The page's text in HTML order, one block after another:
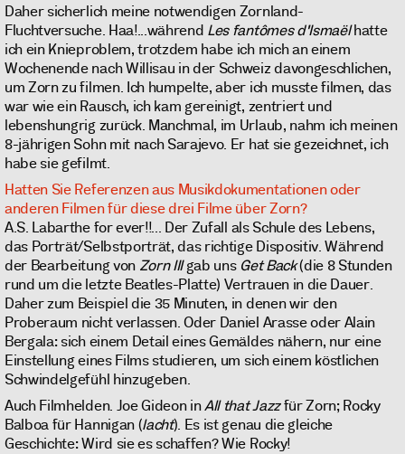
Daher sicherlich meine notwendigen Zornland-
Fluchtversuche. Haa!...während Les fantômes d'Ismaëlhatte
ich ein Knieproblem, trotzdem habe ich mich an einem
Wochenende nach Willisau in der Schweiz davongeschlichen,
um Zorn zu filmen. Ich humpelte, aber ich musste filmen, das
war wie ein Rausch, ich kam gereinigt, zentriert und
lebenshungrig zurück. Manchmal, im Urlaub, nahm ich meinen
8-jährigen Sohn mit nach Sarajevo. Er hat sie gezeichnet, ich
habe sie gefilmt.
Hatten Sie Referenzen aus Musikdokumentationen oder
anderen Filmen für diese drei Filme über Zorn?
A.S. Labarthe for ever!!... Der Zufall als Schule des Lebens,
das Porträt/Selbstporträt, das richtige Dispositiv. Während
der Bearbeitung von Zorn IIIgab uns Get Back(die 8 Stunden
rund um die letzte Beatles-Platte) Vertrauen in die Dauer.
Daher zum Beispiel die 35 Minuten, in denen wir den
Proberaum nicht verlassen. Oder Daniel Arasse oder Alain
Bergala: sich einem Detail eines Gemäldes nähern, nur eine
Einstellung eines Films studieren, um sich einem köstlichen
Schwindelgefühl hinzugeben.
Auch Filmhelden. Joe Gideon inAll that Jazzfür Zorn; Rocky
Balboa für Hannigan (lacht). Es ist genau die gleiche
Geschichte: Wird sie es schaffen? Wie Rocky!